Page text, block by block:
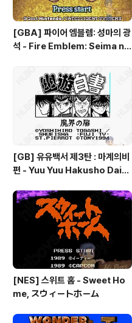
[GBA] 파이어 엠블렘: 성마의 광
석 - Fire Emblem: Seima no
ム 聖魔の光石, 파이어 엠블렘:
더 세이크리드 스톤즈 - Fire Em
blem: The Sacred Stones
[GB] 유유백서 제3탄 : 마계의비
편 - Yuu Yuu Hakusho Dai-3
☆遊☆白書 第3弾 魔界の扉編
[NES] 스위트 홈 - Sweet Ho
me, スウィートホーム